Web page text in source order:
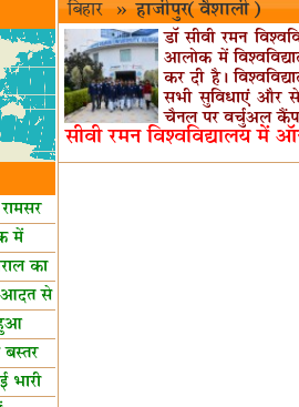
में
का
आदत से
हुआ
बस्तर
बिहार » हाजीपुर(वैशाली)
डॉ सीवी रमन
आलोक में
कर दी है।
सभी सुविधाएं और
चैनल पर वर्चुअल
सीवी रमन विश्वविद्यालय में